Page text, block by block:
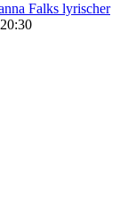
Falks lyrischer